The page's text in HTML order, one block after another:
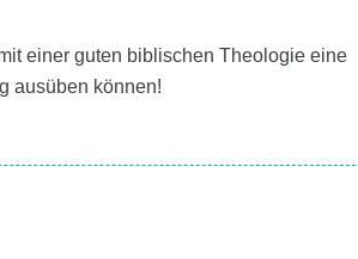
einer guten biblischen Theologie eine
ausüben können!